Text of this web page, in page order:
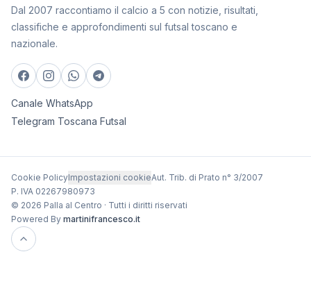
Dal 2007 raccontiamo il calcio a 5 con notizie, risultati,
classifiche e approfondimenti sul futsal toscano e
nazionale.
Canale WhatsApp
Telegram Toscana Futsal
Cookie PolicyImpostazioni cookieAut. Trib. di Prato n° 3/2007
P. IVA 02267980973
© 2026 Palla al Centro · Tutti i diritti riservati
Powered By martinifrancesco.it